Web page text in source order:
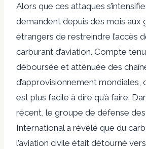
Alors que ces attaques
demandent depuis des mois aux
étrangers de restreindre l’accès
carburant d’aviation. Compte
déboursée et atténuée des
d’approvisionnement mondiales,
est plus facile à dire qu’à faire.
récent, le groupe de défense
International a révélé que du
l’aviation civile était détourné vers